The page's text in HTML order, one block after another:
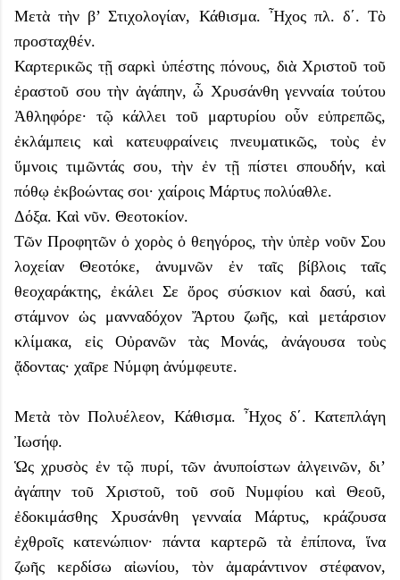
Μετὰ τὴν β’ Στιχολογίαν, Κάθισμα. Ἦχος πλ. δ΄. Τὸ
προσταχθέν.
Καρτερικῶς τῇ σαρκὶ ὑπέστης πόνους, διὰ Χριστοῦ τοῦ
ἐραστοῦ σου τὴν ἀγάπην, ὦ Χρυσάνθη γενναία τούτου
Ἀθληφόρε· τῷ κάλλει τοῦ μαρτυρίου οὖν εὐπρεπῶς,
ἐκλάμπεις καὶ κατευφραίνεις πνευματικῶς, τοὺς ἐν
ὕμνοις τιμῶντάς σου, τὴν ἐν τῇ πίστει σπουδήν, καὶ
πόθῳ ἐκβοώντας σοι· χαίροις Μάρτυς πολύαθλε.
Δόξα. Καὶ νῦν. Θεοτοκίον.
Τῶν Προφητῶν ὁ χορὸς ὁ θεηγόρος, τὴν ὑπὲρ νοῦν Σου
λοχείαν Θεοτόκε, ἀνυμνῶν ἐν ταῖς βίβλοις ταῖς
θεοχαράκτης, ἐκάλει Σε ὄρος σύσκιον καὶ δασύ, καὶ
στάμνον ὡς μανναδόχον Ἄρτου ζωῆς, καὶ μετάρσιον
κλίμακα, εἰς Οὐρανῶν τὰς Μονάς, ἀνάγουσα τοὺς
ᾄδοντας· χαῖρε Νύμφη ἀνύμφευτε.
Μετὰ τὸν Πολυέλεον, Κάθισμα. Ἦχος δ΄. Κατεπλάγη
Ἰωσήφ.
Ὡς χρυσὸς ἐν τῷ πυρί, τῶν ἀνυποίστων ἀλγεινῶν, δι’
ἀγάπην τοῦ Χριστοῦ, τοῦ σοῦ Νυμφίου καὶ Θεοῦ,
ἐδοκιμάσθης Χρυσάνθη γενναία Μάρτυς, κράζουσα
ἐχθροῖς κατενώπιον· πάντα καρτερῶ τὰ ἐπίπονα, ἵνα
ζωῆς κερδίσω αἰωνίου, τὸν ἀμαράντινον στέφανον,